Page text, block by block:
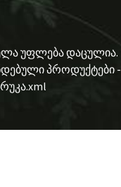
უფლება დაცულია.
პროდუქტები-